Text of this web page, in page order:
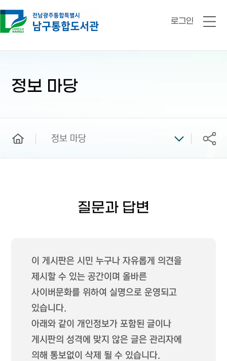
로그인
전
정보 마당
정보 마당 공유
질문과 답변
이 게시판은 시민 누구나 자유롭게 의견을
제시할 수 있는 공간이며 올바른
사이버문화를 위하여 실명으로 운영되고
있습니다.
아래와 같이 개인정보가 포함된 글이나
게시판의 성격에 맞지 않은 글은 관리자에
의해 통보없이 삭제 될 수 있습니다.